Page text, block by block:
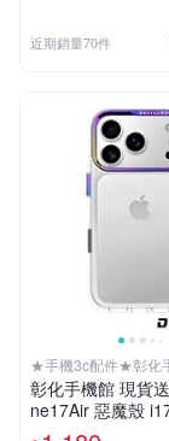
近期銷量70件
★手機3c配件★彰化
館
彰化手機館 現貨
ne17Air 惡魔殼
規殼 惡魔防摔殼